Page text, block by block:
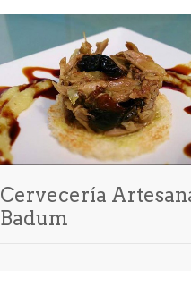
Cervecería
Badum